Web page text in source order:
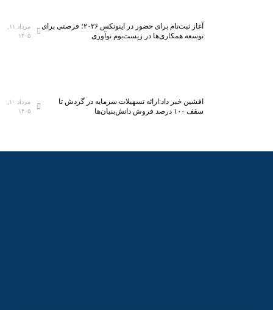
آغاز ثبت‌نام برای حضور در اینوتکس ۲۰۲۶؛ فرصتی برای
توسعه همکاری‌ها در زیست‌بوم نوآوری
۱۴۰۵
افشین خبر داد:ارائه تسهیلات سرمایه در گردش تا
سقف ۱۰۰ درصد فروش دانش‌بنیان‌ها
۱۴۰۵